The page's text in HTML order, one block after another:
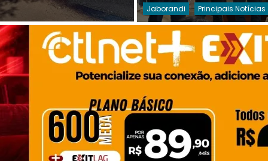
Jaborandi Principais Notícias